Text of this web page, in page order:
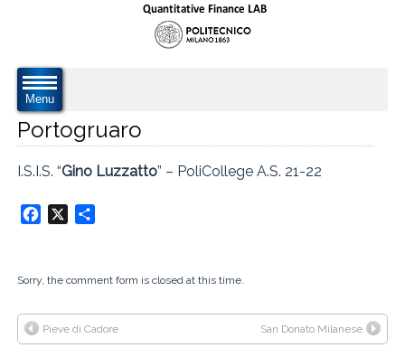
Menu
Portogruaro
I.S.I.S. “Gino Luzzatto” – PoliCollege A.S. 21-22
Facebook
Sorry, the comment form is closed at this time.
Pieve di Cadore San Donato Milanese